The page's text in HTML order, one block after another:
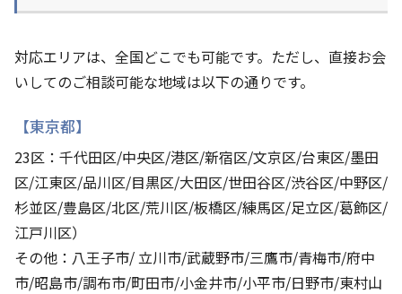
対応エリアは、全国どこでも可能です。ただし、直接お会
いしてのご相談可能な地域は以下の通りです。
【東京都】
23区：千代田区/中央区/港区/新宿区/文京区/台東区/墨田
区/江東区/品川区/目黒区/大田区/世田谷区/渋谷区/中野区/
杉並区/豊島区/北区/荒川区/板橋区/練馬区/足立区/葛飾区/
江戸川区）
その他：八王子市/ 立川市/武蔵野市/三鷹市/青梅市/府中
市/昭島市/調布市/町田市/小金井市/小平市/日野市/東村山